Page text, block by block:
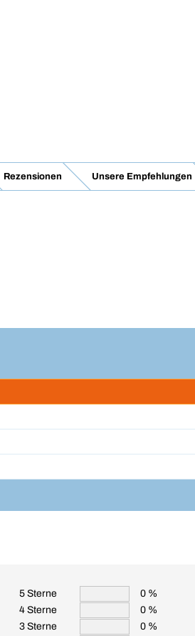
Rezensionen Unsere Empfehlungen
5 Sterne
0 %
4 Sterne
0 %
3 Sterne
0 %